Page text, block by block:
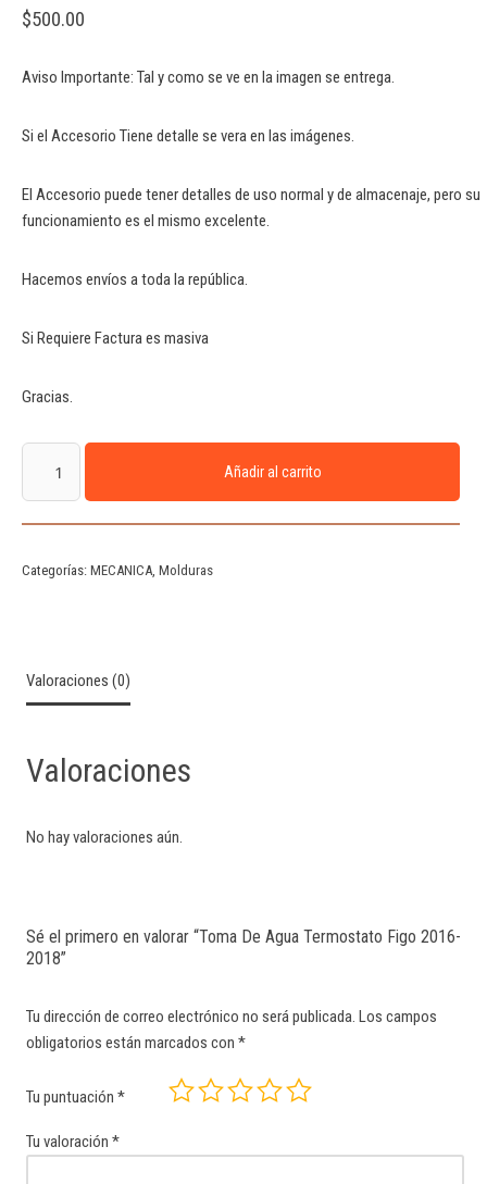
$500.00
Aviso Importante: Tal y como se ve en la imagen se entrega.
Si el Accesorio Tiene detalle se vera en las imágenes.
El Accesorio puede tener detalles de uso normal y de almacenaje, pero su
funcionamiento es el mismo excelente.
Hacemos envíos a toda la república.
Si Requiere Factura es masiva
Gracias.
Añadir al carrito
Categorías: MECANICA Molduras
Valoraciones (0)
Valoraciones
No hay valoraciones aún.
Sé el primero en valorar “Toma De Agua Termostato Figo 2016-
2018”
Tu dirección de correo electrónico no será publicada. Los campos
obligatorios están marcados con *
Tu puntuación *
Tu valoración *